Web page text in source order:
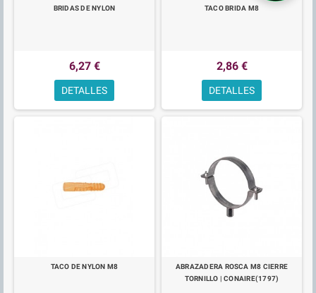
BRIDAS DE NYLON
6,27 €
DETALLES
TACO BRIDA M8
2,86 €
DETALLES
TACO DE NYLON M8
ABRAZADERA ROSCA M8 CIERRE
TORNILLO | CONAIRE(1797)